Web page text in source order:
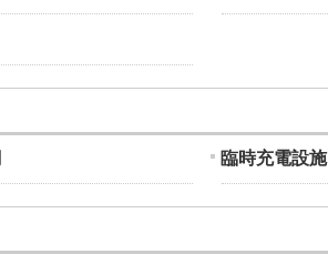
臨時充電設施